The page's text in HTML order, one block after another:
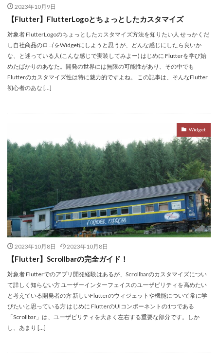
2023年10月9日
【Flutter】FlutterLogoとちょっとしたカスタマイズ
対象者 FlutterLogoのちょっとしたカスタマイズ方法を知りたい人 せっかくだ
し自社商品のロゴをWidgetにしようと思うが、どんな感じにしたら良いか
な、と迷っている人(こんな感じで実装してみよー) はじめに Flutterを学び始
めたばかりのあなた。開発の世界には無限の可能性があり、その中でも
Flutterのカスタマイズ性は特に魅力的ですよね。 この記事は、そんなFlutter
初心者のあな […]
Widget
2023年10月8日 2023年10月8日
​【Flutter】Scrollbarの完全ガイド！
対象者 Flutterでのアプリ開発経験はあるが、Scrollbarのカスタマイズについ
て詳しく知らない方 ユーザーインターフェイスのユーザビリティを高めたい
と考えている開発者の方 新しいFlutterのウィジェットや機能について常に学
びたいと思っている方 はじめに FlutterのUIコンポーネントの1つである
「Scrollbar」は、ユーザビリティを大きく左右する重要な部分です。しか
し、あまり […]